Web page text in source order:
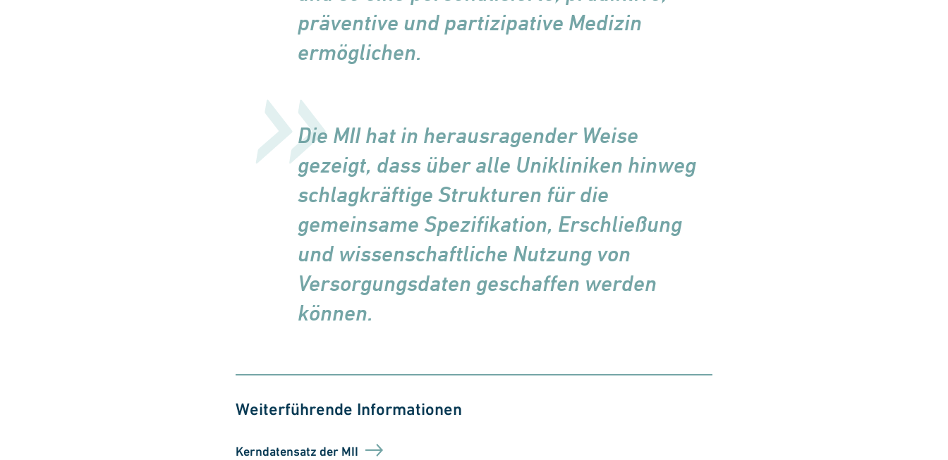
präventive und partizipative Medizin
ermöglichen.
Die MII hat in herausragender Weise
gezeigt, dass über alle Unikliniken hinweg
schlag­kräftige Strukturen für die
gemeinsame Spezifikation, Erschließung
und wissen­schaft­liche Nutzung von
Versorgungs­daten ge­schaffen werden
können.
Weiterführende Informationen
Kerndatensatz der MII